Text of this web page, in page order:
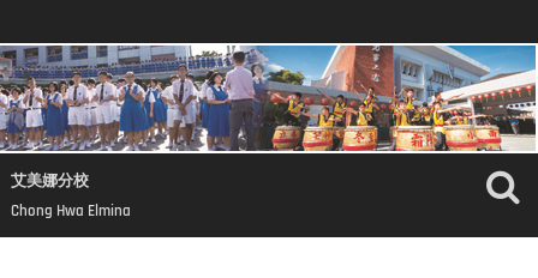
艾美娜分校
Chong Hwa Elmina